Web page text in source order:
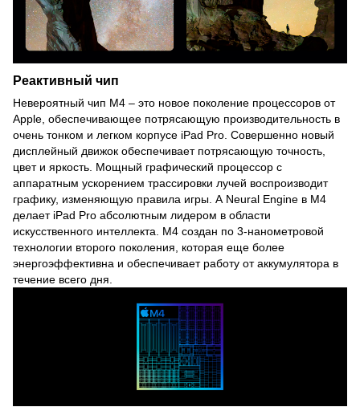
Реактивный чип
Невероятный чип M4 – это новое поколение процессоров от
Apple, обеспечивающее потрясающую производительность в
очень тонком и легком корпусе iPad Pro. Совершенно новый
дисплейный движок обеспечивает потрясающую точность,
цвет и яркость. Мощный графический процессор с
аппаратным ускорением трассировки лучей воспроизводит
графику, изменяющую правила игры. А Neural Engine в M4
делает iPad Pro абсолютным лидером в области
искусственного интеллекта. M4 создан по 3-нанометровой
технологии второго поколения, которая еще более
энергоэффективна и обеспечивает работу от аккумулятора в
течение всего дня.